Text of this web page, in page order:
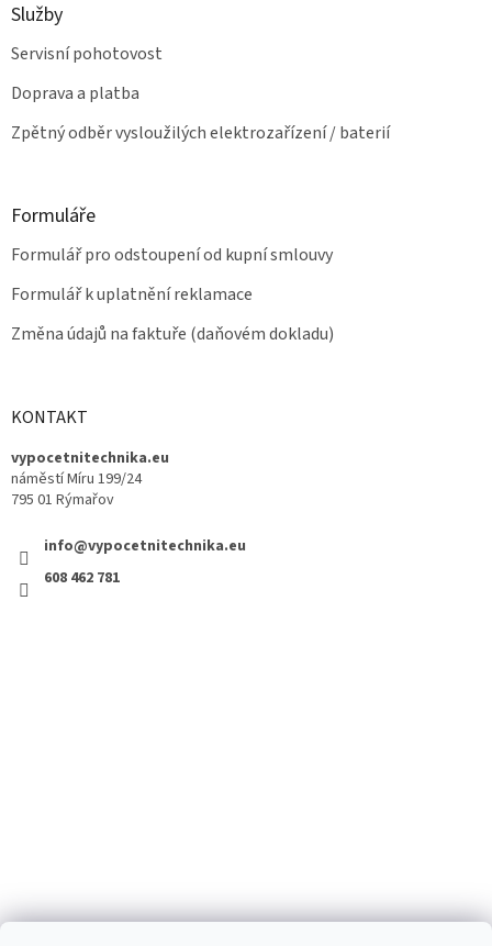
Služby
Servisní pohotovost
Doprava a platba
Zpětný odběr vysloužilých elektrozařízení / baterií
Formuláře
Formulář pro odstoupení od kupní smlouvy
Formulář k uplatnění reklamace
Změna údajů na faktuře (daňovém dokladu)
KONTAKT
vypocetnitechnika.eu
náměstí Míru 199/24
795 01 Rýmařov
info@vypocetnitechnika.eu
608 462 781